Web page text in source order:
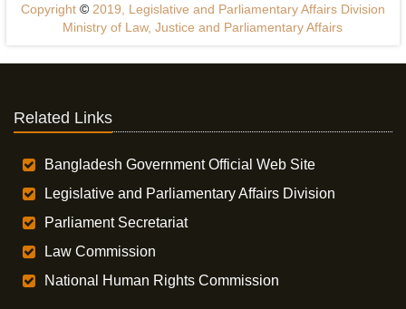
Copyright ©2019, Legislative and Parliamentary Affairs Division
Ministry of Law, Justice and Parliamentary Affairs
Related Links
Bangladesh Government Official Web Site
Legislative and Parliamentary Affairs Division
Parliament Secretariat
Law Commission
National Human Rights Commission